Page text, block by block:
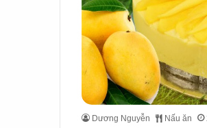
Dương Nguyễn Nấu ăn